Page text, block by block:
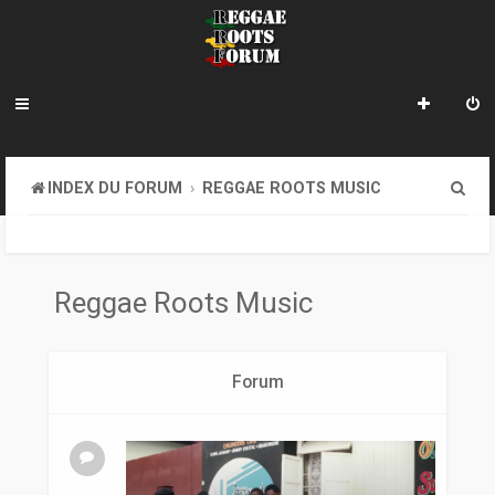
INDEX DU FORUM REGGAE ROOTS MUSIC
Reggae Roots Music
Forum